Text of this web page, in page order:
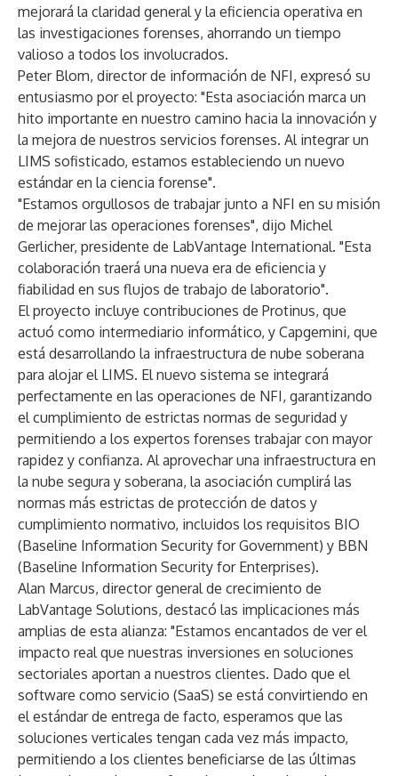
mejorará la claridad general y la eficiencia operativa en
las investigaciones forenses, ahorrando un tiempo
valioso a todos los involucrados.
Peter Blom, director de información de NFI, expresó su
entusiasmo por el proyecto: "Esta asociación marca un
hito importante en nuestro camino hacia la innovación y
la mejora de nuestros servicios forenses. Al integrar un
LIMS sofisticado, estamos estableciendo un nuevo
estándar en la ciencia forense".
"Estamos orgullosos de trabajar junto a NFI en su misión
de mejorar las operaciones forenses", dijo Michel
Gerlicher, presidente de LabVantage International. "Esta
colaboración traerá una nueva era de eficiencia y
fiabilidad en sus flujos de trabajo de laboratorio".
El proyecto incluye contribuciones de Protinus, que
actuó como intermediario informático, y Capgemini, que
está desarrollando la infraestructura de nube soberana
para alojar el LIMS. El nuevo sistema se integrará
perfectamente en las operaciones de NFI, garantizando
el cumplimiento de estrictas normas de seguridad y
permitiendo a los expertos forenses trabajar con mayor
rapidez y confianza. Al aprovechar una infraestructura en
la nube segura y soberana, la asociación cumplirá las
normas más estrictas de protección de datos y
cumplimiento normativo, incluidos los requisitos BIO
(Baseline Information Security for Government) y BBN
(Baseline Information Security for Enterprises).
Alan Marcus, director general de crecimiento de
LabVantage Solutions, destacó las implicaciones más
amplias de esta alianza: "Estamos encantados de ver el
impacto real que nuestras inversiones en soluciones
sectoriales aportan a nuestros clientes. Dado que el
software como servicio (SaaS) se está convirtiendo en
el estándar de entrega de facto, esperamos que las
soluciones verticales tengan cada vez más impacto,
permitiendo a los clientes beneficiarse de las últimas